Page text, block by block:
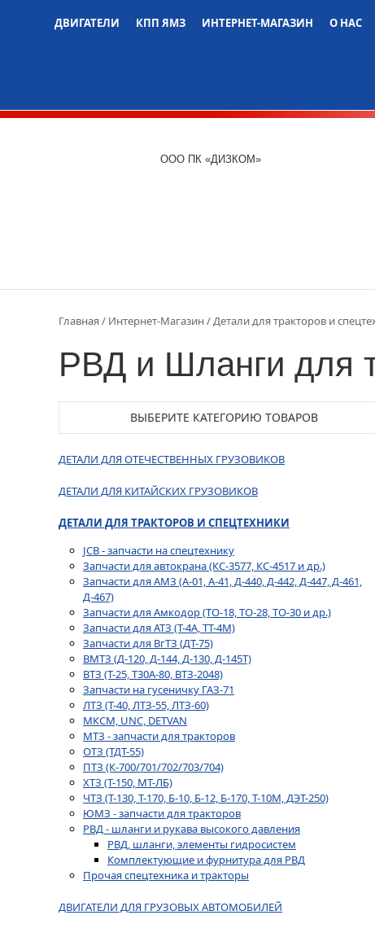
ДВИГАТЕЛИ
КПП ЯМЗ ИНТЕРНЕТ-МАГАЗИН О НАС
ООО ПК «ДИЗКОМ»
Главная Интернет-Магазин Детали для тракторов и
РВД и Шланги для
ВЫБЕРИТЕ КАТЕГОРИЮ ТОВАРОВ
ДЕТАЛИ ДЛЯ ОТЕЧЕСТВЕННЫХ ГРУЗОВИКОВ
ДЕТАЛИ ДЛЯ КИТАЙСКИХ ГРУЗОВИКОВ
ДЕТАЛИ ДЛЯ ТРАКТОРОВ И СПЕЦТЕХНИКИ
JCB - запчасти на спецтехнику
Запчасти для автокрана (КС-3577, КС-4517 и др.)
Запчасти для АМЗ (А-01, А-41, Д-440, Д-442, Д-447, Д-461,
Д-467)
Запчасти для Амкодор (ТО-18, ТО-28, ТО-30 и др.)
Запчасти для АТЗ (Т-4А, ТТ-4М)
Запчасти для ВгТЗ (ДТ-75)
ВМТЗ (Д-120, Д-144, Д-130, Д-145Т)
ВТЗ (Т-25, Т30А-80, ВТЗ-2048)
Запчасти на гусеничку ГАЗ-71
ЛТЗ (Т-40, ЛТЗ-55, ЛТЗ-60)
МКСМ, UNC, DETVAN
МТЗ - запчасти для тракторов
ОТЗ (ТДТ-55)
ПТЗ (К-700/701/702/703/704)
ХТЗ (Т-150, МТ-ЛБ)
ЧТЗ (Т-130, Т-170, Б-10, Б-12, Б-170, Т-10М, ДЭТ-250)
ЮМЗ - запчасти для тракторов
РВД - шланги и рукава высокого давления
РВД, шланги, элементы гидросистем
Комплектующие и фурнитура для РВД
Прочая спецтехника и тракторы
ДВИГАТЕЛИ ДЛЯ ГРУЗОВЫХ АВТОМОБИЛЕЙ